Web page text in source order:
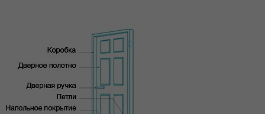
механизмом магнитной защелки (цвет: Черный) для легкого
и практически бесшумного закрывания